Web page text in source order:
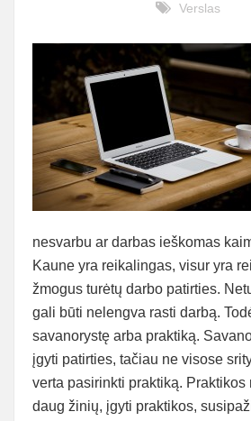
Verslas
nesvarbu ar darbas ieškomas
Kaune yra reikalingas, visur yra
žmogus turėtų darbo patirties.
gali būti nelengva rasti darbą.
savanorystę arba praktiką.
įgyti patirties, tačiau ne visose
verta pasirinkti praktiką. Praktikos
daug žinių, įgyti praktikos,